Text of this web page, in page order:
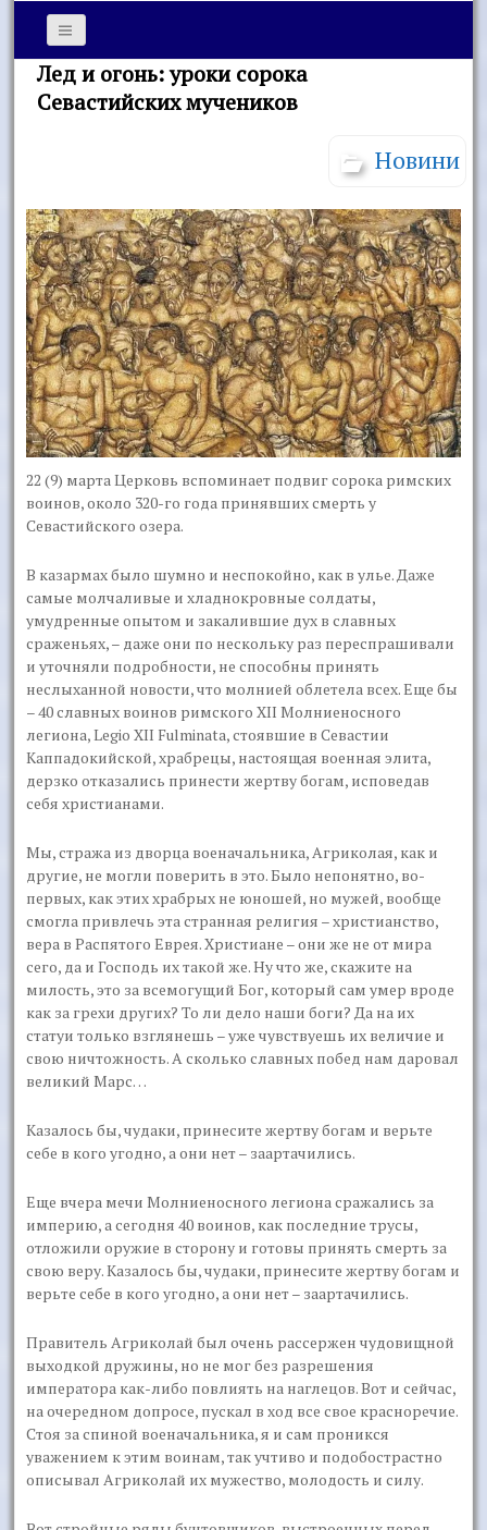
Лед и огонь: уроки сорока
Севастийских мучеников
Новини
22 (9) марта Церковь вспоминает подвиг сорока римских
воинов, около 320-го года принявших смерть у
Севастийского озера.
В казармах было шумно и неспокойно, как в улье. Даже
самые молчаливые и хладнокровные солдаты,
умудренные опытом и закалившие дух в славных
сраженьях, – даже они по нескольку раз переспрашивали
и уточняли подробности, не способны принять
неслыханной новости, что молнией облетела всех. Еще бы
– 40 славных воинов римского XII Молниеносного
легиона, Legio XII Fulminata, стоявшие в Севастии
Каппадокийской, храбрецы, настоящая военная элита,
дерзко отказались принести жертву богам, исповедав
себя христианами.
Мы, стража из дворца военачальника, Агриколая, как и
другие, не могли поверить в это. Было непонятно, во-
первых, как этих храбрых не юношей, но мужей, вообще
смогла привлечь эта странная религия – христианство,
вера в Распятого Еврея. Христиане – они же не от мира
сего, да и Господь их такой же. Ну что же, скажите на
милость, это за всемогущий Бог, который сам умер вроде
как за грехи других? То ли дело наши боги? Да на их
статуи только взглянешь – уже чувствуешь их величие и
свою ничтожность. А сколько славных побед нам даровал
великий Марс…
Казалось бы, чудаки, принесите жертву богам и верьте
себе в кого угодно, а они нет – заартачились.
Еще вчера мечи Молниеносного легиона сражались за
империю, а сегодня 40 воинов, как последние трусы,
отложили оружие в сторону и готовы принять смерть за
свою веру. Казалось бы, чудаки, принесите жертву богам и
верьте себе в кого угодно, а они нет – заартачились.
Правитель Агриколай был очень рассержен чудовищной
выходкой дружины, но не мог без разрешения
императора как-либо повлиять на наглецов. Вот и сейчас,
на очередном допросе, пускал в ход все свое красноречие.
Стоя за спиной военачальника, я и сам проникся
уважением к этим воинам, так учтиво и подобострастно
описывал Агриколай их мужество, молодость и силу.